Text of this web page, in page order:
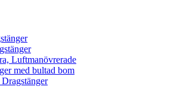
Luftmanövrerade
med bultad bom